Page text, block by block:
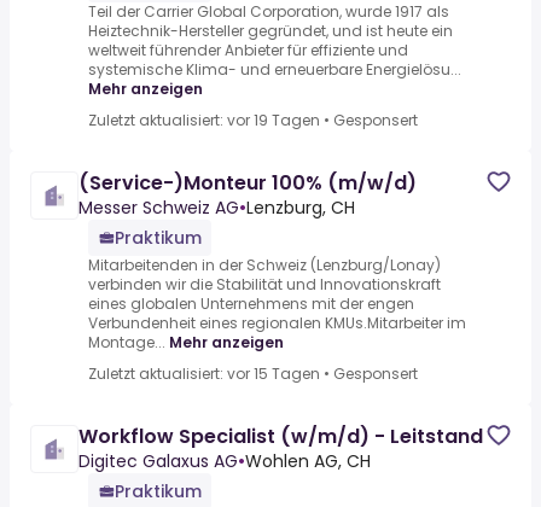
Teil der Carrier Global Corporation, wurde 1917 als
Heiztechnik-Hersteller gegründet, und ist heute ein
weltweit führender Anbieter für effiziente und
systemische Klima- und erneuerbare Energielösu...
Mehr anzeigen
Zuletzt aktualisiert: vor 19 Tagen • Gesponsert
(Service-)Monteur 100% (m/w/d)
Messer Schweiz AG•Lenzburg, CH
Praktikum
Mitarbeitenden in der Schweiz (Lenzburg/Lonay)
verbinden wir die Stabilität und Innovationskraft
eines globalen Unternehmens mit der engen
Verbundenheit eines regionalen KMUs.Mitarbeiter im
Montage... Mehr anzeigen
Zuletzt aktualisiert: vor 15 Tagen • Gesponsert
Workflow Specialist (w/m/d) - Leitstand
Digitec Galaxus AG•Wohlen AG, CH
Praktikum